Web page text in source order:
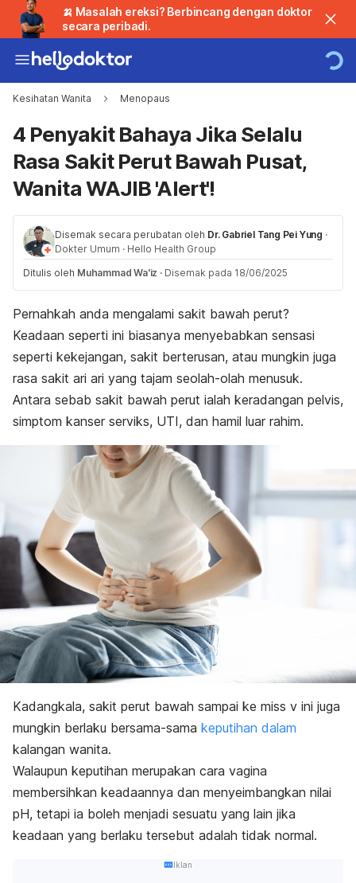
🍌 Masalah ereksi? Berbincang dengan doktor
secara peribadi.
Kesihatan Wanita Menopaus
4 Penyakit Bahaya Jika Selalu
Rasa Sakit Perut Bawah Pusat,
Wanita WAJIB 'Alert'!
Disemak secara perubatan oleh Dr. Gabriel Tang Pei Yung ·
Dokter Umum · Hello Health Group
Ditulis oleh Muhammad Wa'iz · Disemak pada 18/06/2025
Pernahkah anda mengalami sakit bawah perut?
Keadaan seperti ini biasanya menyebabkan sensasi
seperti kekejangan, sakit berterusan, atau mungkin juga
rasa sakit ari ari yang tajam seolah-olah menusuk.
Antara sebab sakit bawah perut ialah keradangan pelvis,
simptom kanser serviks, UTI, dan hamil luar rahim.
Kadangkala, sakit perut bawah sampai ke miss v ini juga
mungkin berlaku bersama-sama keputihan dalam
kalangan wanita.
Walaupun keputihan merupakan cara vagina
membersihkan keadaannya dan menyeimbangkan nilai
pH, tetapi ia boleh menjadi sesuatu yang lain jika
keadaan yang berlaku tersebut adalah tidak normal.
Iklan